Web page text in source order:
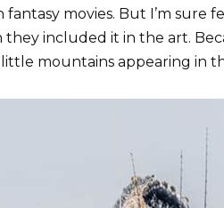
fantasy movies. But I’m sure
they included it in the art.
mountains appearing in